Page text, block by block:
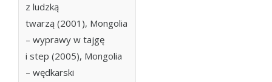
z ludzką
twarzą (2001), Mongolia
– wyprawy w tajgę
i step (2005), Mongolia
– wędkarski